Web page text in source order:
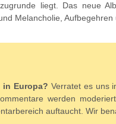
liegt. Das neue
Melancholie, Aufbegehren
in Europa? Verratet es uns
werden
auftaucht. Wir